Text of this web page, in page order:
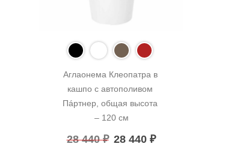
Аглаонема Клеопатра в
кашпо с автополивом
Пáртнер, общая высота
– 120 см
28 440₽ 28 440₽